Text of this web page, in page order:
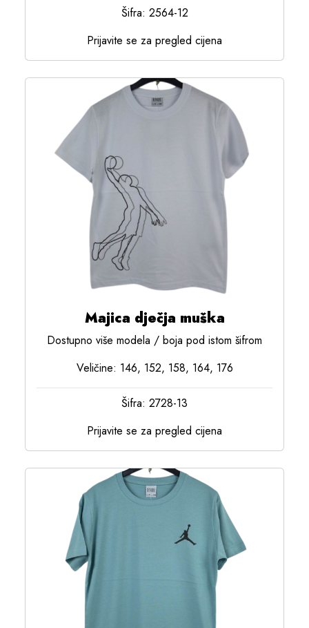
Šifra: 2564-12
Prijavite se za pregled cijena
Majica dječja muška
Dostupno više modela / boja pod istom šifrom
Veličine: 146, 152, 158, 164, 176
Šifra: 2728-13
Prijavite se za pregled cijena